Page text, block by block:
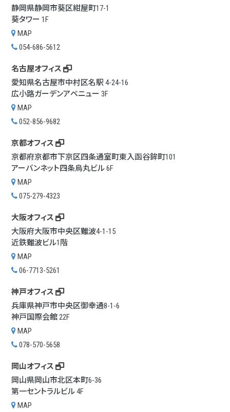
静岡県静岡市葵区紺屋町17-1
葵タワー 1F
MAP
054-686-5612
名古屋オフィス
愛知県名古屋市中村区名駅 4-24-16
広小路ガーデンアベニュー 3F
MAP
052-856-9682
京都オフィス
京都府京都市下京区四条通室町東入函谷鉾町101
アーバンネット四条烏丸ビル 6F
MAP
075-279-4323
大阪オフィス
大阪府大阪市中央区難波4-1-15
近鉄難波ビル1階
MAP
06-7713-5261
神戸オフィス
兵庫県神戸市中央区御幸通8-1-6
神戸国際会館 22F
MAP
078-570-5658
岡山オフィス
岡山県岡山市北区本町6-36
第一セントラルビル 4F
MAP